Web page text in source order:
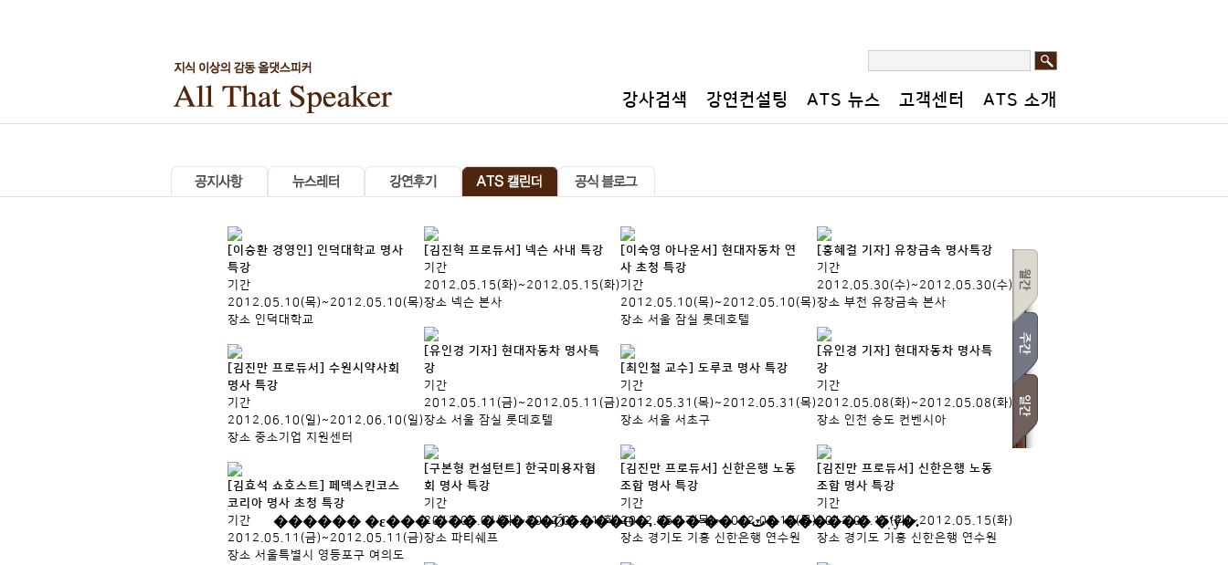
강사검색 강연컨설팅 ATS 뉴스 고객센터 ATS 소개
[이승환 경영인] 인덕대학교 명사
특강
기간
2012.05.10(목)~2012.05.10(목)
장소 인덕대학교
[김진혁 프로듀서] 넥슨 사내 특강
기간
2012.05.15(화)~2012.05.15(화)
장소 넥슨 본사
[이숙영 아나운서] 현대자동차 연
사 초청 특강
기간
2012.05.10(목)~2012.05.10(목)
장소 서울 잠실 롯데호텔
[홍혜걸 기자] 유창금속 명사특강
기간
2012.05.30(수)~2012.05.30(수)
장소 부천 유창금속 본사
[유인경 기자] 현대자동차 명사특
강
기간
2012.05.11(금)~2012.05.11(금)
장소 서울 잠실 롯데호텔
[유인경 기자] 현대자동차 명사특
강
기간
2012.05.08(화)~2012.05.08(화)
장소 인천 송도 컨벤시아
[김진만 프로듀서] 수원시약사회
명사 특강
기간
2012.06.10(일)~2012.06.10(일)
장소 중소기업 지원센터
[최인철 교수] 도루코 명사 특강
기간
2012.05.31(목)~2012.05.31(목)
장소 서울 서초구
[구본형 컨설턴트] 한국미용자협
회 명사 특강
기간
2012.05.01(화)~2012.05.01(화)
장소 파티쉐프
[김진만 프로듀서] 신한은행 노동
조합 명사 특강
기간
2012.05.17(목)~2012.05.17(목)
장소 경기도 기흥 신한은행 연수원
[김진만 프로듀서] 신한은행 노동
조합 명사 특강
기간
2012.05.15(화)~2012.05.15(화)
장소 경기도 기흥 신한은행 연수원
[김효석 쇼호스트] 페덱스킨코스
코리아 명사 초청 특강
기간
2012.05.11(금)~2012.05.11(금)
장소 서울특별시 영등포구 여의도